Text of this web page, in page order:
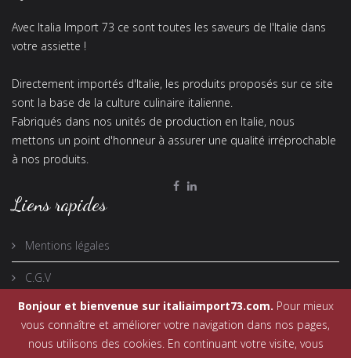
Avec Italia Import 73 ce sont toutes les saveurs de l'Italie dans
votre assiette !
Directement importés d'Italie, les produits proposés sur ce site
sont la base de la culture culinaire italienne.
Fabriqués dans nos unités de production en Italie, nous
mettons un point d'honneur à assurer une qualité irréprochable
à nos produits.
Liens rapides
Mentions légales
C.G.V
Bonjour et bienvenue sur italiaimport73.com. Pour mieux
vous connaître et améliorer votre navigation dans nos pages,
nous utilisons des cookies. En continuant votre visite, vous